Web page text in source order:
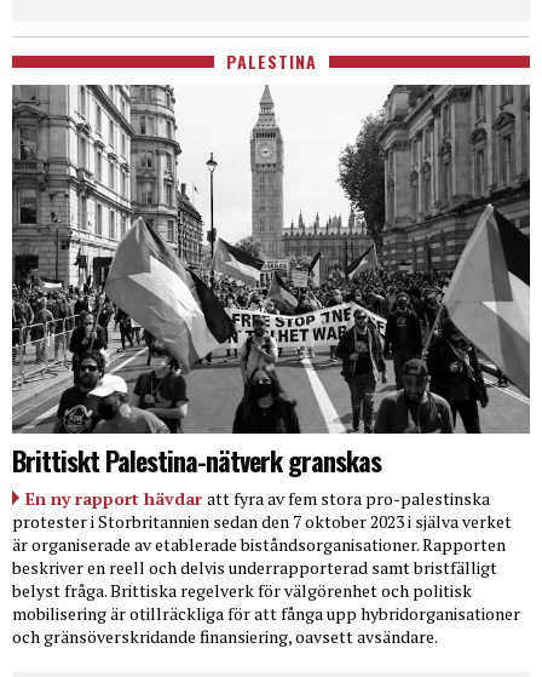
PALESTINA
Brittiskt Palestina-nätverk granskas
En ny rapport hävdar att fyra av fem stora pro-palestinska
protester i Storbritannien sedan den 7 oktober 2023 i själva verket
är organiserade av etablerade biståndsorganisationer. Rapporten
beskriver en reell och delvis underrapporterad samt bristfälligt
belyst fråga. Brittiska regelverk för välgörenhet och politisk
mobilisering är otillräckliga för att fånga upp hybridorganisationer
och gränsöverskridande finansiering, oavsett avsändare.